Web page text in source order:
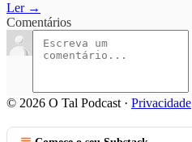
Ler →
Comentários
© 2026 O Tal Podcast · Privacidade